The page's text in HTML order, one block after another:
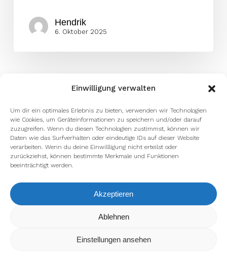
Einwilligung verwalten
Um dir ein optimales Erlebnis zu bieten, verwenden wir Technologien
wie Cookies, um Geräteinformationen zu speichern und/oder darauf
zuzugreifen. Wenn du diesen Technologien zustimmst, können wir
Daten wie das Surfverhalten oder eindeutige IDs auf dieser Website
verarbeiten. Wenn du deine Einwillligung nicht erteilst oder
zurückziehst, können bestimmte Merkmale und Funktionen
beeinträchtigt werden.
Akzeptieren
Ablehnen
Einstellungen ansehen
Hendrik
6. Oktober 2025
Wir verwenden Cookies, um dir die bestmögliche Erfahrung auf
kannst du erfahren, welche Cookies wir
verwenden oder sie ausschalten.